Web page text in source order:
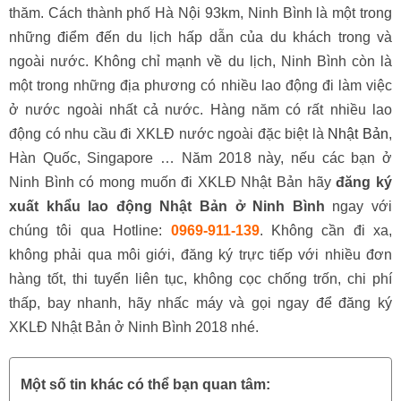
thăm. Cách thành phố Hà Nội 93km, Ninh Bình là một trong
những điểm đến du lịch hấp dẫn của du khách trong và
ngoài nước. Không chỉ mạnh về du lịch, Ninh Bình còn là
một trong những địa phương có nhiều lao động đi làm việc
ở nước ngoài nhất cả nước. Hàng năm có rất nhiều lao
động có nhu cầu đi XKLĐ nước ngoài đặc biệt là Nhật Bản,
Hàn Quốc, Singapore … Năm 2018 này, nếu các bạn ở
Ninh Bình có mong muốn đi XKLĐ Nhật Bản hãyđăng ký
xuất khẩu lao động Nhật Bản ở Ninh Bình ngay với
chúng tôi qua Hotline: 0969-911-139. Không cần đi xa,
không phải qua môi giới, đăng ký trực tiếp với nhiều đơn
hàng tốt, thi tuyển liên tục, không cọc chống trốn, chi phí
thấp, bay nhanh, hãy nhấc máy và gọi ngay để đăng ký
XKLĐ Nhật Bản ở Ninh Bình 2018 nhé.
Một số tin khác có thể bạn quan tâm: